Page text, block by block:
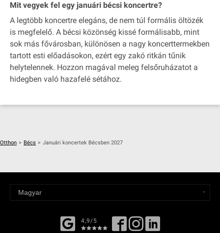
Mit vegyek fel egy januári bécsi koncertre?
A legtöbb koncertre elegáns, de nem túl formális öltözék
is megfelelő. A bécsi közönség kissé formálisabb, mint
sok más fővárosban, különösen a nagy koncerttermekben
tartott esti előadásokon, ezért egy zakó ritkán tűnik
helytelennek. Hozzon magával meleg felsőruházatot a
hidegben való hazafelé sétához.
Otthon > Bécs > Januári koncertek Bécsben 2027
4,9/5